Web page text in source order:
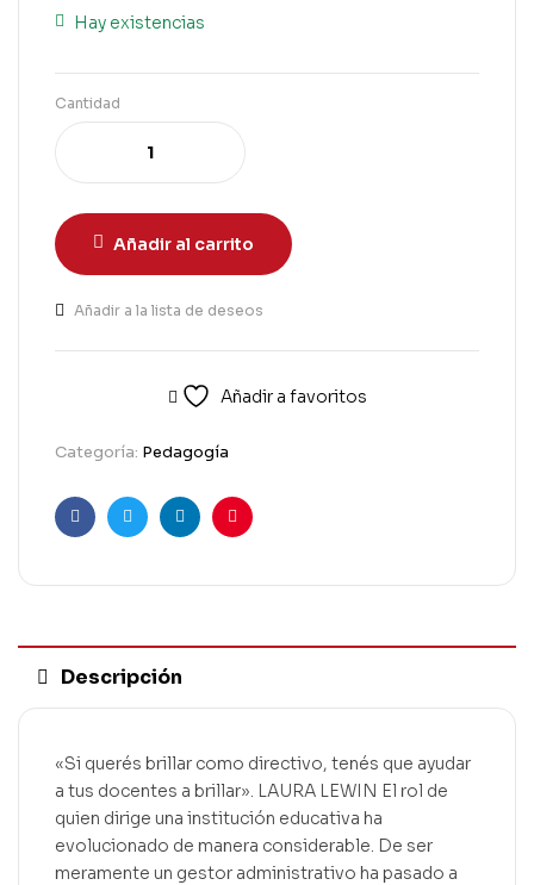
Hay existencias
Cantidad
Añadir al carrito
Añadir a la lista de deseos
Añadir a favoritos
Categoría: Pedagogía
FacebookTwitterLinkedinPinterest
Descripción
«Si querés brillar como directivo, tenés que ayudar
a tus docentes a brillar». LAURA LEWIN El rol de
quien dirige una institución educativa ha
evolucionado de manera considerable. De ser
meramente un gestor administrativo ha pasado a